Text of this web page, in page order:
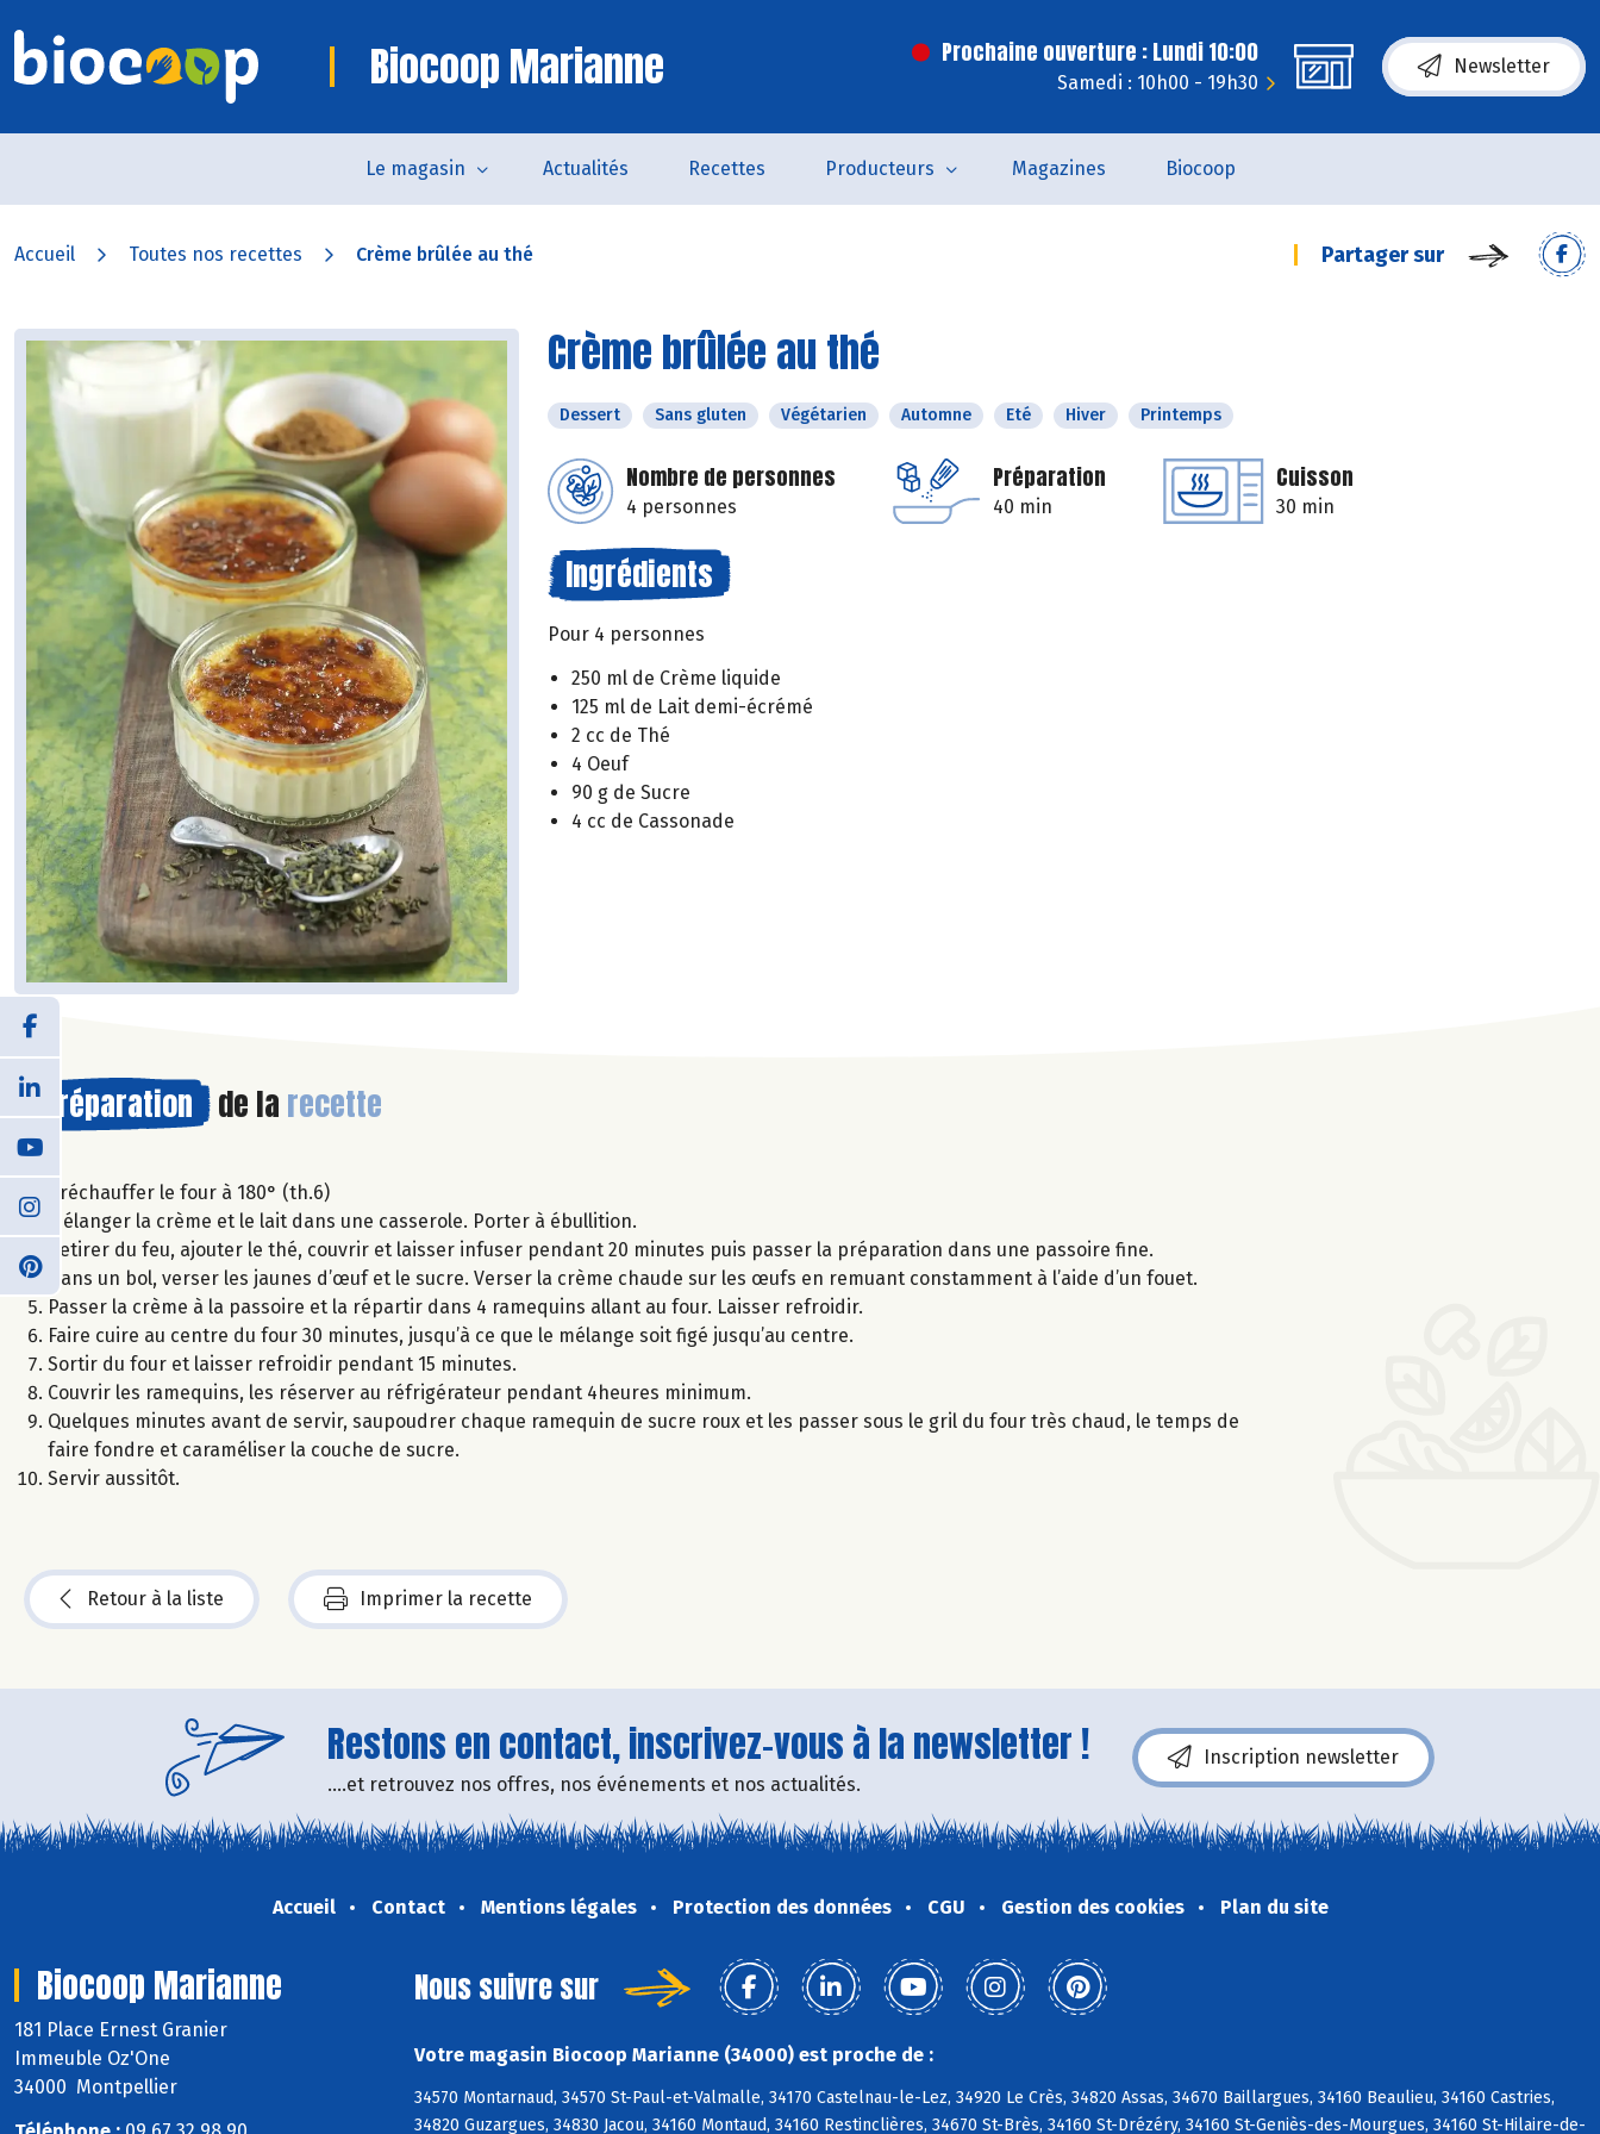
Biocoop Marianne Prochaine ouverture : Lundi 10:00
Samedi : 10h00 - 19h30
Newsletter
Le magasin Actualités Recettes Producteurs Magazines Biocoop
Accueil Toutes nos recettes Crème brûlée au thé Partager sur
Crème brûlée au thé
Dessert Sans gluten Végétarien Automne Eté Hiver Printemps
Nombre de personnes
4 personnes
Préparation
40 min
Cuisson
30 min
Ingrédients
Pour 4 personnes
250 ml de Crème liquide
125 ml de Lait demi-écrémé
2 cc de Thé
4 Oeuf
90 g de Sucre
4 cc de Cassonade
Préparation de la recette
Préchauffer le four à 180° (th.6)
Mélanger la crème et le lait dans une casserole. Porter à ébullition.
Retirer du feu, ajouter le thé, couvrir et laisser infuser pendant 20 minutes puis passer la préparation dans une passoire fine.
Dans un bol, verser les jaunes d’œuf et le sucre. Verser la crème chaude sur les œufs en remuant constamment à l’aide d’un fouet.
Passer la crème à la passoire et la répartir dans 4 ramequins allant au four. Laisser refroidir.
Faire cuire au centre du four 30 minutes, jusqu’à ce que le mélange soit figé jusqu’au centre.
Sortir du four et laisser refroidir pendant 15 minutes.
Couvrir les ramequins, les réserver au réfrigérateur pendant 4heures minimum.
Quelques minutes avant de servir, saupoudrer chaque ramequin de sucre roux et les passer sous le gril du four très chaud, le temps de
faire fondre et caraméliser la couche de sucre.
Servir aussitôt.
Retour à la liste Imprimer la recette
Restons en contact, inscrivez-vous à la newsletter !
....et retrouvez nos offres, nos événements et nos actualités.
Inscription newsletter
Accueil Contact Mentions légales Protection des données CGU Gestion des cookies Plan du site
Biocoop Marianne
181 Place Ernest Granier
Immeuble Oz'One
34000 Montpellier
Nous suivre sur
Votre magasin Biocoop Marianne (34000) est proche de :
34570 Montarnaud, 34570 St-Paul-et-Valmalle, 34170 Castelnau-le-Lez, 34920 Le Crès, 34820 Assas, 34670 Baillargues, 34160 Beaulieu, 34160 Castries,
34820 Guzargues, 34830 Jacou, 34160 Montaud, 34160 Restinclières, 34670 St-Brès, 34160 St-Drézéry, 34160 St-Geniès-des-Mourgues, 34160 St-Hilaire-de-